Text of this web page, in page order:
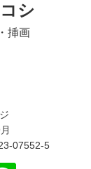
シ
挿画
07552-5